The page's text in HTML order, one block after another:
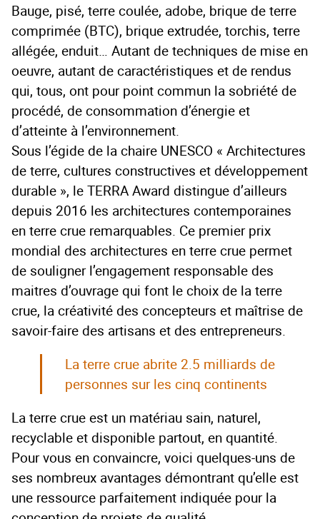
Bauge, pisé, terre coulée, adobe, brique de terre
comprimée (BTC), brique extrudée, torchis, terre
allégée, enduit… Autant de techniques de mise en
oeuvre, autant de caractéristiques et de rendus
qui, tous, ont pour point commun la sobriété de
procédé, de consommation d’énergie et
d’atteinte à l’environnement.
Sous l’égide de la chaire UNESCO « Architectures
de terre, cultures constructives et développement
durable », le TERRA Award distingue d’ailleurs
depuis 2016 les architectures contemporaines
en terre crue remarquables. Ce premier prix
mondial des architectures en terre crue permet
de souligner l’engagement responsable des
maitres d’ouvrage qui font le choix de la terre
crue, la créativité des concepteurs et maîtrise de
savoir-faire des artisans et des entrepreneurs.
La terre crue abrite 2.5 milliards de
personnes sur les cinq continents
La terre crue est un matériau sain, naturel,
recyclable et disponible partout, en quantité.
Pour vous en convaincre, voici quelques-uns de
ses nombreux avantages démontrant qu’elle est
une ressource parfaitement indiquée pour la